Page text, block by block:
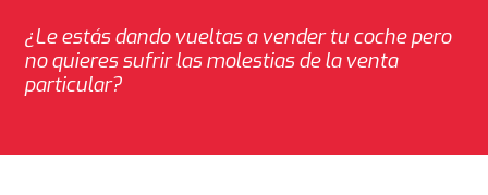
¿Le estás dando vueltas a vender tu coche pero
no quieres sufrir las molestias de la venta
particular?